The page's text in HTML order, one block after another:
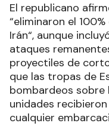
El republicano
“eliminaron el
Irán“, aunque
ataques
proyectiles de
que las tropas de
bombardeos sobre
unidades
cualquier